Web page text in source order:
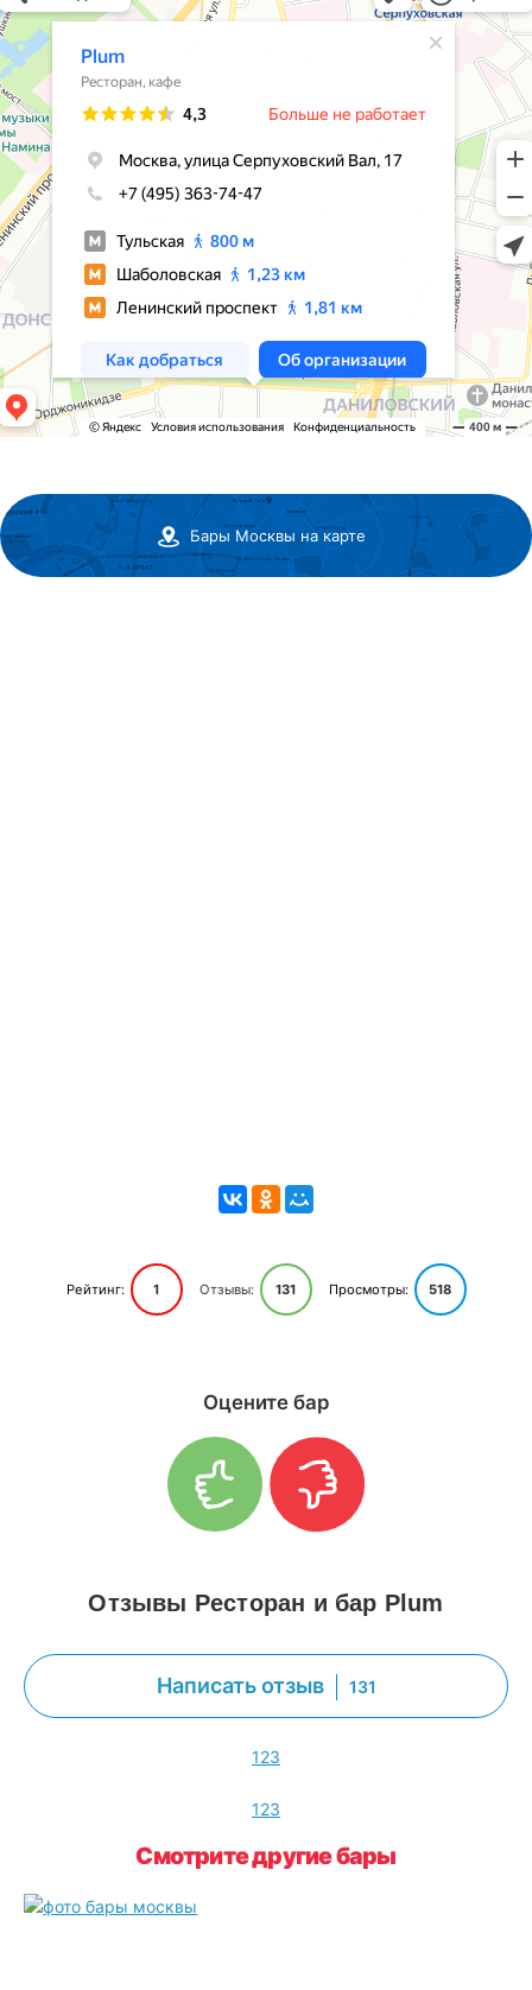
Бары Москвы на карте
Рейтинг: 1 Отзывы: 131 Просмотры: 518
Оцените бар
Отзывы Ресторан и бар Plum
Написать отзыв 131
123
123
Смотрите другие бары